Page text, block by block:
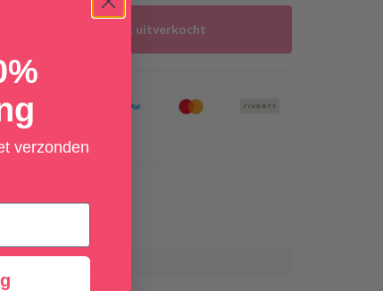
Tijdelijk uitverkocht
77207
verzonden